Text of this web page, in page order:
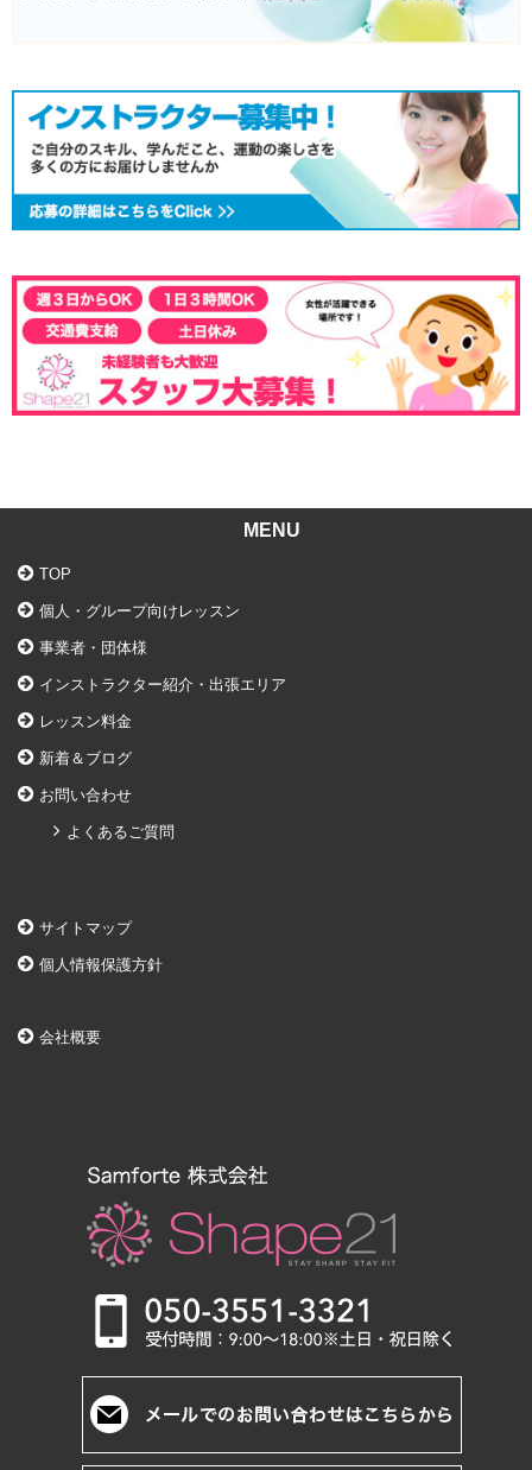
MENU
TOP
個人・グループ向けレッスン
事業者・団体様
インストラクター紹介・出張エリア
レッスン料金
新着＆ブログ
お問い合わせ
よくあるご質問
サイトマップ
個人情報保護方針
会社概要